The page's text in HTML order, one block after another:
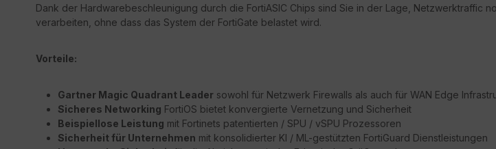
Dank der Hardwarebeschleunigung durch die FortiASIC Chips sind Sie in der Lage, Netzwerktraffic
verarbeiten, ohne dass das System der FortiGate belastet wird.
Vorteile:
Gartner Magic Quadrant Leader sowohl für Netzwerk Firewalls als auch für WAN Edge
Sicheres Networking FortiOS bietet konvergierte Vernetzung und Sicherheit
Beispiellose Leistung mit Fortinets patentierten / SPU / vSPU Prozessoren
Sicherheit für Unternehmen mit konsolidierter KI / ML-gestützten FortiGuard Dienstleistungen